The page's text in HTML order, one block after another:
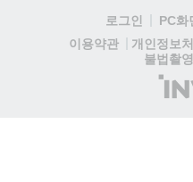
로그인 PC화
이용약관
개인정보
불법촬